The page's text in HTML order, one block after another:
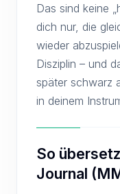
Das sind keine
dich nur, die
wieder
Disziplin – und
später schwarz
in deinem
So
Journal